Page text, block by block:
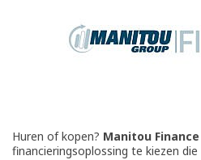
Huren of kopen? Manitou Finance
financieringsoplossing te kiezen